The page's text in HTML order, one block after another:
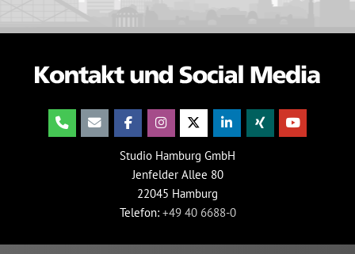
Studio Hamburg GmbH
Jenfelder Allee 80
22045 Hamburg
Telefon: +49 40 6688-0